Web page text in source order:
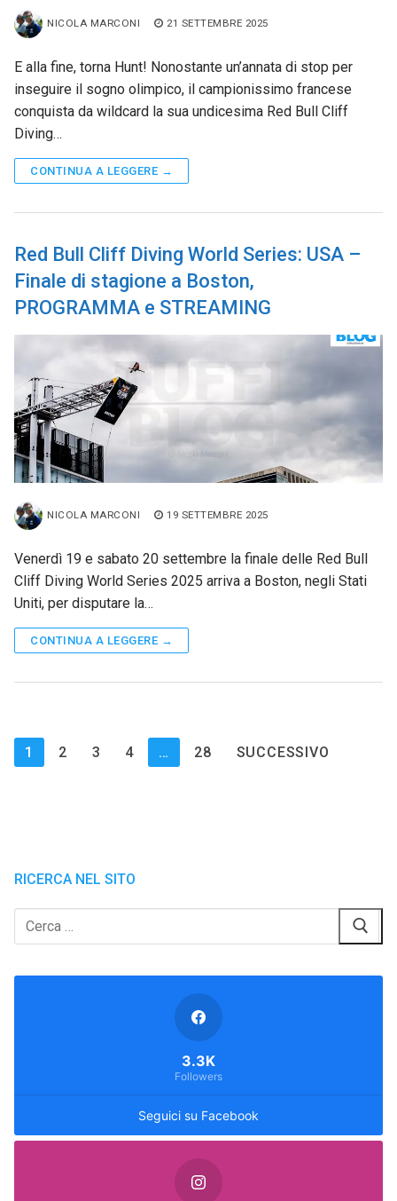
NICOLA MARCONI 21 SETTEMBRE 2025
E alla fine, torna Hunt! Nonostante un’annata di stop per
inseguire il sogno olimpico, il campionissimo francese
conquista da wildcard la sua undicesima Red Bull Cliff
Diving…
CONTINUA A LEGGERE →
Red Bull Cliff Diving World Series: USA –
Finale di stagione a Boston,
PROGRAMMA e STREAMING
NICOLA MARCONI 19 SETTEMBRE 2025
Venerdì 19 e sabato 20 settembre la finale delle Red Bull
Cliff Diving World Series 2025 arriva a Boston, negli Stati
Uniti, per disputare la…
CONTINUA A LEGGERE →
Paginazione
degli
1 2 3 4 … 28 SUCCESSIVO
RICERCA NEL SITO
Cerca:
Seguici su Facebook
3.3K
Followers